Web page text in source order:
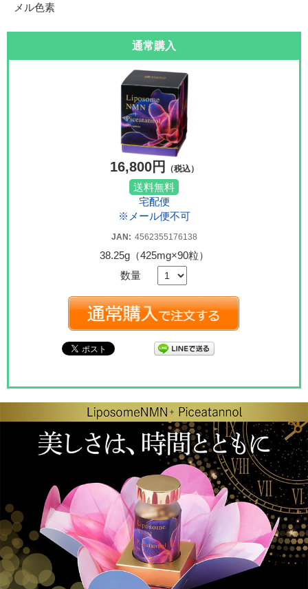
メル色素
通常購入
16,800円 （税込）
送料無料
宅配便
※メール便不可
JAN: 4562355176138
38.25g（425mg×90粒）
数量